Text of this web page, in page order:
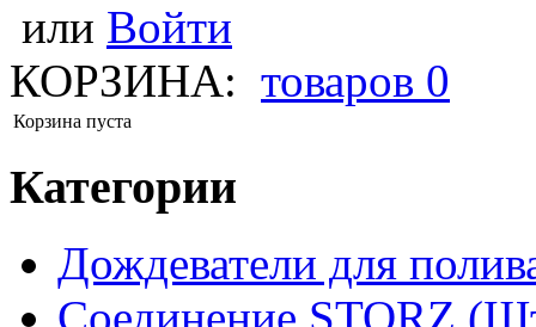
или Войти
КОРЗИНА: товаров 0
Корзина пуста
Категории
Дождеватели для